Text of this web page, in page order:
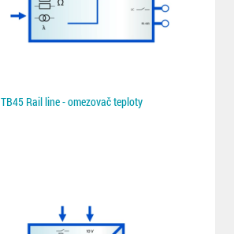
TB45 Rail line - omezovač teploty